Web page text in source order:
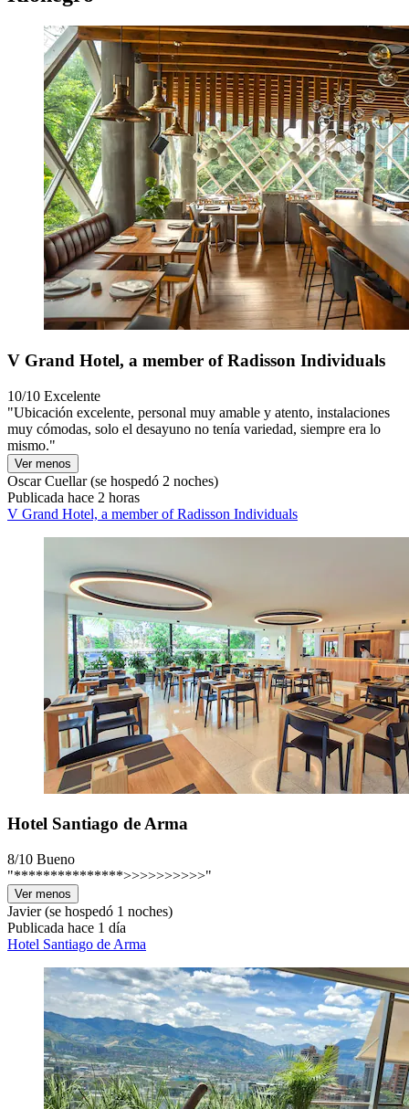
V Grand Hotel, a member of Radisson Individuals
10/10 Excelente
"Ubicación excelente, personal muy amable y atento, instalaciones
muy cómodas, solo el desayuno no tenía variedad, siempre era lo
mismo."
Ver menos
Oscar Cuellar(se hospedó 2 noches)
Publicada hace 2 horas
V Grand Hotel, a member of Radisson Individuals
Hotel Santiago de Arma
8/10 Bueno
"***************>>>>>>>>>>"
Ver menos
Javier(se hospedó 1 noches)
Publicada hace 1 día
Hotel Santiago de Arma